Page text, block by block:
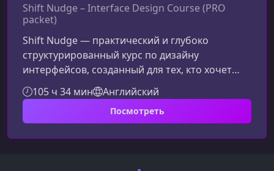
Shift Nudge – Interface Design Course (PRO
packet)
Shift Nudge — практический и глубоко
структурированный курс по дизайну
интерфейсов, созданный для тех, кто хочет
уверенно владеть визуальными навыками: от
типографии и макета до цвета, ритма и
полноценной системы проектирования. Курс
помогает выстроить мышление дизайнера,
даже если вы начинаете с нуля.Что
105 ч 34 мин Английский
Посмотреть